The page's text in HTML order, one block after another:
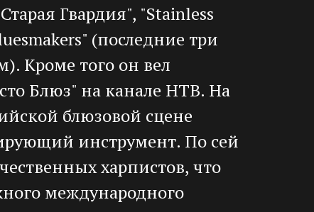
Гвардия", "Stainless
(последние три
Кроме того он вел
Блюз" на канале НТВ. На
блюзовой сцене
инструмент. По сей
харпистов, что
международного